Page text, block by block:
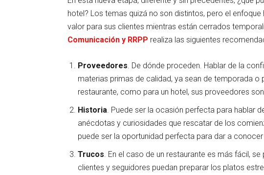
hotel? Los temas quizá no son distintos, pero el
valor para sus clientes mientras están cerrados
Comunicación y RRPP realiza las siguientes
Proveedores . De dónde proceden. Hablar de la
materias primas de calidad, ya sean de temporada
restaurante, como para un hotel, sus proveedores
Historia . Puede ser la ocasión perfecta para hablar
anécdotas y curiosidades que rescatar de los
puede ser la oportunidad perfecta para dar a
Trucos . En el caso de un restaurante es más fácil,
clientes y seguidores puedan preparar los platos